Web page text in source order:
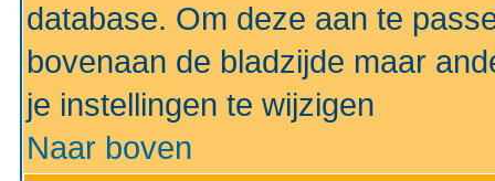
database. Om deze aan te
bovenaan de bladzijde maar
je instellingen te wijzigen
Naar boven